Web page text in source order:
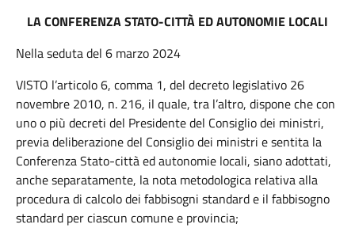
LA CONFERENZA STATO-CITTÀ ED AUTONOMIE LOCALI
Nella seduta del 6 marzo 2024
VISTO l’articolo 6, comma 1, del decreto legislativo 26
novembre 2010, n. 216, il quale, tra l’altro, dispone che con
uno o più decreti del Presidente del Consiglio dei ministri,
previa deliberazione del Consiglio dei ministri e sentita la
Conferenza Stato-città ed autonomie locali, siano adottati,
anche separatamente, la nota metodologica relativa alla
procedura di calcolo dei fabbisogni standard e il fabbisogno
standard per ciascun comune e provincia;